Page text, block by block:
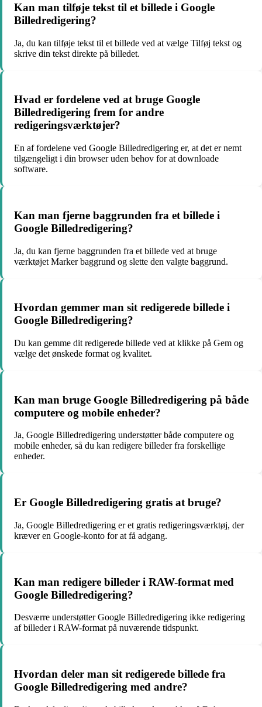
Kan man tilføje tekst til et billede i Google
Billedredigering?
Ja, du kan tilføje tekst til et billede ved at vælge Tilføj tekst og
skrive din tekst direkte på billedet.
Hvad er fordelene ved at bruge Google
Billedredigering frem for andre
redigeringsværktøjer?
En af fordelene ved Google Billedredigering er, at det er nemt
tilgængeligt i din browser uden behov for at downloade
software.
Kan man fjerne baggrunden fra et billede i
Google Billedredigering?
Ja, du kan fjerne baggrunden fra et billede ved at bruge
værktøjet Marker baggrund og slette den valgte baggrund.
Hvordan gemmer man sit redigerede billede i
Google Billedredigering?
Du kan gemme dit redigerede billede ved at klikke på Gem og
vælge det ønskede format og kvalitet.
Kan man bruge Google Billedredigering på både
computere og mobile enheder?
Ja, Google Billedredigering understøtter både computere og
mobile enheder, så du kan redigere billeder fra forskellige
enheder.
Er Google Billedredigering gratis at bruge?
Ja, Google Billedredigering er et gratis redigeringsværktøj, der
kræver en Google-konto for at få adgang.
Kan man redigere billeder i RAW-format med
Google Billedredigering?
Desværre understøtter Google Billedredigering ikke redigering
af billeder i RAW-format på nuværende tidspunkt.
Hvordan deler man sit redigerede billede fra
Google Billedredigering med andre?